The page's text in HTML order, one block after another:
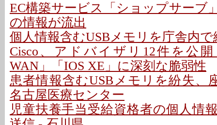
EC構築サービス「ショップサーブ
の情報が流出
個人情報含むUSBメモリを庁舎内で
Cisco、アドバイザリ12件を公開
WAN」「IOS XE」に深刻な脆弱性
患者情報含むUSBメモリを紛失、
名古屋医療センター
児童扶養手当受給資格者の個人情